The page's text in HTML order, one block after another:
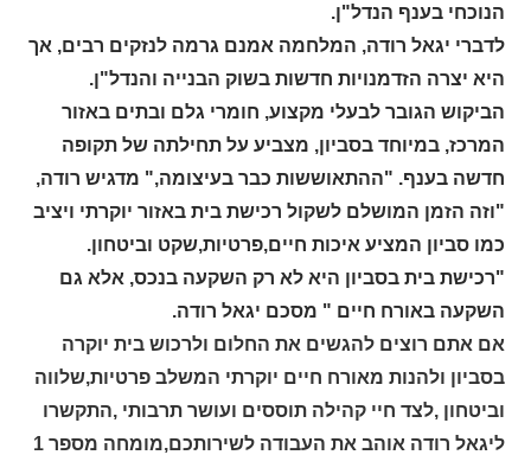
הנוכחי בענף הנדל"ן.
לדברי יגאל רודה, המלחמה אמנם גרמה לנזקים רבים, אך
היא יצרה הזדמנויות חדשות בשוק הבנייה והנדל"ן.
הביקוש הגובר לבעלי מקצוע, חומרי גלם ובתים באזור
המרכז, במיוחד בסביון, מצביע על תחילתה של תקופה
חדשה בענף. "ההתאוששות כבר בעיצומה," מדגיש רודה,
"וזה הזמן המושלם לשקול רכישת בית באזור יוקרתי ויציב
כמו סביון המציע איכות חיים,פרטיות,שקט וביטחון.
"רכישת בית בסביון היא לא רק השקעה בנכס, אלא גם
השקעה באורח חיים " מסכם יגאל רודה.
אם אתם רוצים להגשים את החלום ולרכוש בית יוקרה
בסביון ולהנות מאורח חיים יוקרתי המשלב פרטיות,שלווה
וביטחון ,לצד חיי קהילה תוססים ועושר תרבותי ,התקשרו
ליגאל רודה אוהב את העבודה לשירותכם,מומחה מספר 1